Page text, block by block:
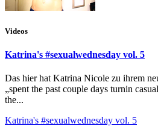
Videos
Katrina's #sexualwednesday vol. 5
Das hier hat Katrina Nicole zu ihrem
„spent the past couple days turnin
the...
Katrina's #sexualwednesday vol. 5